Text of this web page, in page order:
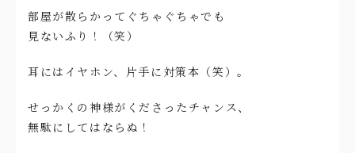
部屋が散らかってぐちゃぐちゃでも
見ないふり！（笑）
耳にはイヤホン、片手に対策本（笑）。
せっかくの神様がくださったチャンス、
無駄にしてはならぬ！